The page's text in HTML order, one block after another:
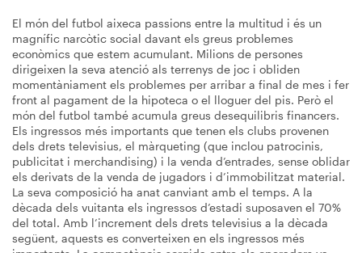
El món del futbol aixeca passions entre la multitud i és un
magnífic narcòtic social davant els greus problemes
econòmics que estem acumulant. Milions de persones
dirigeixen la seva atenció als terrenys de joc i obliden
momentàniament els problemes per arribar a final de mes i fer
front al pagament de la hipoteca o el lloguer del pis. Però el
món del futbol també acumula greus desequilibris financers.
Els ingressos més importants que tenen els clubs provenen
dels drets televisius, el màrqueting (que inclou patrocinis,
publicitat i merchandising) i la venda d’entrades, sense oblidar
els derivats de la venda de jugadors i d’immobilitzat material.
La seva composició ha anat canviant amb el temps. A la
dècada dels vuitanta els ingressos d’estadi suposaven el 70%
del total. Amb l’increment dels drets televisius a la dècada
següent, aquests es converteixen en els ingressos més